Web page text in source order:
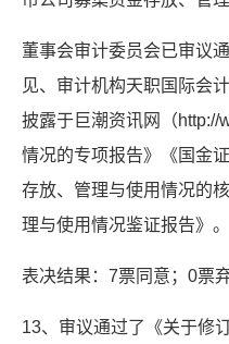
董事会审计委员会已审议
见、审计机构天职国际会
披露于巨潮资讯网（http://
情况的专项报告》《国金
存放、管理与使用情况的
理与使用情况鉴证报告》。
表决结果：7票同意；0票
13、审议通过了《关于修